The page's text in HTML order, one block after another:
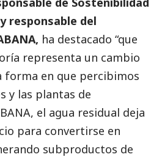
y responsable del
ha destacado “que
representa un cambio
forma en que percibimos
y las plantas de
el agua residual deja
para convertirse en
subproductos de